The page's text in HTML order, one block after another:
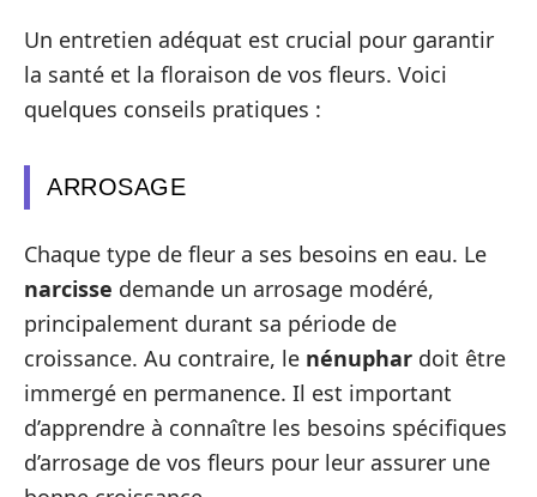
Un entretien adéquat est crucial pour garantir
la santé et la floraison de vos fleurs. Voici
quelques conseils pratiques :
ARROSAGE
Chaque type de fleur a ses besoins en eau. Le
narcisse demande un arrosage modéré,
principalement durant sa période de
croissance. Au contraire, le nénuphar doit être
immergé en permanence. Il est important
d’apprendre à connaître les besoins spécifiques
d’arrosage de vos fleurs pour leur assurer une